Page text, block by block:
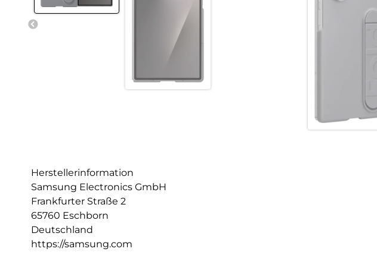
Herstellerinformation
Samsung Electronics GmbH
Frankfurter Straße 2
65760 Eschborn
Deutschland
https://samsung.com